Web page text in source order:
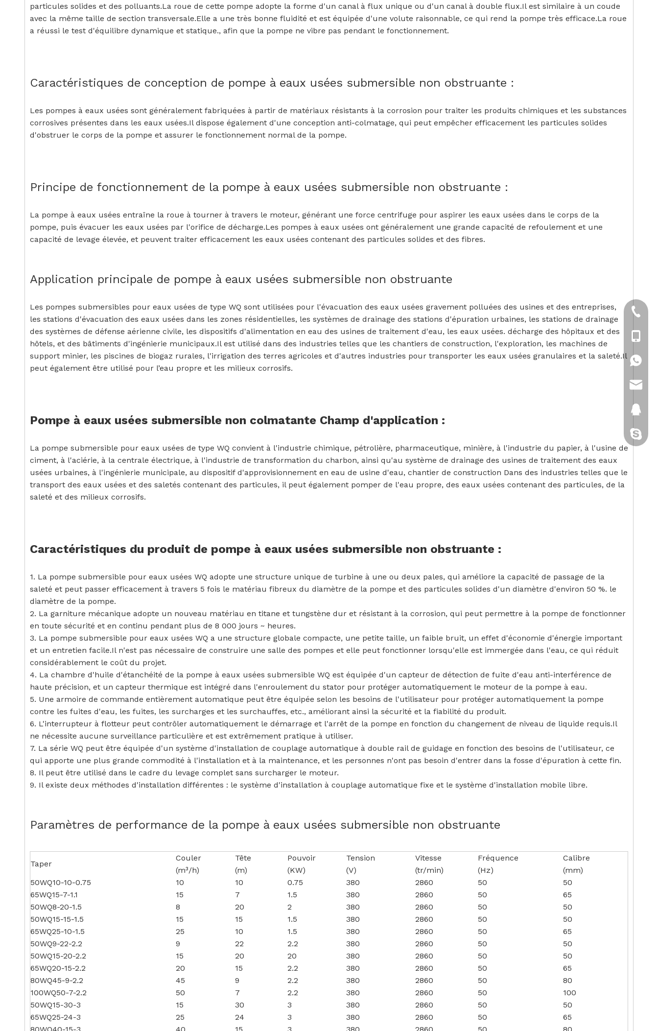
particules solides et des polluants.La roue de cette pompe adopte la forme d'un canal à flux unique ou d'un canal à double flux.Il est similaire à un coude
avec la même taille de section transversale.Elle a une très bonne fluidité et est équipée d'une volute raisonnable, ce qui rend la pompe très efficace.La roue
a réussi le test d'équilibre dynamique et statique., afin que la pompe ne vibre pas pendant le fonctionnement.
Caractéristiques de conception de pompe à eaux usées submersible non obstruante :
Les pompes à eaux usées sont généralement fabriquées à partir de matériaux résistants à la corrosion pour traiter les produits chimiques et les substances
corrosives présentes dans les eaux usées.Il dispose également d'une conception anti-colmatage, qui peut empêcher efficacement les particules solides
d'obstruer le corps de la pompe et assurer le fonctionnement normal de la pompe.
Principe de fonctionnement de la pompe à eaux usées submersible non obstruante :
La pompe à eaux usées entraîne la roue à tourner à travers le moteur, générant une force centrifuge pour aspirer les eaux usées dans le corps de la
pompe, puis évacuer les eaux usées par l'orifice de décharge.Les pompes à eaux usées ont généralement une grande capacité de refoulement et une
capacité de levage élevée, et peuvent traiter efficacement les eaux usées contenant des particules solides et des fibres.
Application principale de pompe à eaux usées submersible non obstruante
Les pompes submersibles pour eaux usées de type WQ sont utilisées pour l'évacuation des eaux usées gravement polluées des usines et des entreprises,
les stations d'évacuation des eaux usées dans les zones résidentielles, les systèmes de drainage des stations d'épuration urbaines, les stations de drainage
des systèmes de défense aérienne civile, les dispositifs d'alimentation en eau des usines de traitement d'eau, les eaux usées. décharge des hôpitaux et des
hôtels, et des bâtiments d'ingénierie municipaux.Il est utilisé dans des industries telles que les chantiers de construction, l'exploration, les machines de
support minier, les piscines de biogaz rurales, l'irrigation des terres agricoles et d'autres industries pour transporter les eaux usées granulaires et la saleté.Il
peut également être utilisé pour l’eau propre et les milieux corrosifs.
Pompe à eaux usées submersible non colmatante Champ d'application :
La pompe submersible pour eaux usées de type WQ convient à l'industrie chimique, pétrolière, pharmaceutique, minière, à l'industrie du papier, à l'usine de
ciment, à l'aciérie, à la centrale électrique, à l'industrie de transformation du charbon, ainsi qu'au système de drainage des usines de traitement des eaux
usées urbaines, à l'ingénierie municipale, au dispositif d'approvisionnement en eau de usine d'eau, chantier de construction Dans des industries telles que le
transport des eaux usées et des saletés contenant des particules, il peut également pomper de l'eau propre, des eaux usées contenant des particules, de la
saleté et des milieux corrosifs.
Caractéristiques du produit de pompe à eaux usées submersible non obstruante :
1. La pompe submersible pour eaux usées WQ adopte une structure unique de turbine à une ou deux pales, qui améliore la capacité de passage de la
saleté et peut passer efficacement à travers 5 fois le matériau fibreux du diamètre de la pompe et des particules solides d'un diamètre d'environ 50 %. le
diamètre de la pompe.
2. La garniture mécanique adopte un nouveau matériau en titane et tungstène dur et résistant à la corrosion, qui peut permettre à la pompe de fonctionner
en toute sécurité et en continu pendant plus de 8 000 jours ~ heures.
3. La pompe submersible pour eaux usées WQ a une structure globale compacte, une petite taille, un faible bruit, un effet d'économie d'énergie important
et un entretien facile.Il n'est pas nécessaire de construire une salle des pompes et elle peut fonctionner lorsqu'elle est immergée dans l'eau, ce qui réduit
considérablement le coût du projet.
4. La chambre d'huile d'étanchéité de la pompe à eaux usées submersible WQ est équipée d'un capteur de détection de fuite d'eau anti-interférence de
haute précision, et un capteur thermique est intégré dans l'enroulement du stator pour protéger automatiquement le moteur de la pompe à eau.
5. Une armoire de commande entièrement automatique peut être équipée selon les besoins de l'utilisateur pour protéger automatiquement la pompe
contre les fuites d'eau, les fuites, les surcharges et les surchauffes, etc., améliorant ainsi la sécurité et la fiabilité du produit.
6. L'interrupteur à flotteur peut contrôler automatiquement le démarrage et l'arrêt de la pompe en fonction du changement de niveau de liquide requis.Il
ne nécessite aucune surveillance particulière et est extrêmement pratique à utiliser.
7. La série WQ peut être équipée d'un système d'installation de couplage automatique à double rail de guidage en fonction des besoins de l'utilisateur, ce
qui apporte une plus grande commodité à l'installation et à la maintenance, et les personnes n'ont pas besoin d'entrer dans la fosse d'épuration à cette fin.
8. Il peut être utilisé dans le cadre du levage complet sans surcharger le moteur.
9. Il existe deux méthodes d'installation différentes : le système d'installation à couplage automatique fixe et le système d'installation mobile libre.
Paramètres de performance de la pompe à eaux usées submersible non obstruante
Taper
Couler
(m³/h)
Tête
(m)
Pouvoir
(KW)
Tension
(V)
Vitesse
(tr/min)
Fréquence
(Hz)
Calibre
(mm)
50WQ10-10-0.75
10 10 0.75 380 2860 50
50
65WQ15-7-1.1
15 7 1.5 380 2860 50
65
50WQ8-20-1.5
8 20 2 380 2860 50
50
50WQ15-15-1.5
15 15 1.5 380 2860 50
50
65WQ25-10-1.5
25 10 1.5 380 2860 50
65
50WQ9-22-2.2
9 22 2.2 380 2860 50
50
50WQ15-20-2.2
15 20 20 380 2860 50
50
65WQ20-15-2.2
20 15 2.2 380 2860 50
65
80WQ45-9-2.2
45 9 2.2 380 2860 50
80
100WQ50-7-2.2
50 7 2.2 380 2860 50
100
50WQ15-30-3
15 30 3 380 2860 50
50
65WQ25-24-3
25 24 3 380 2860 50
65
+86-
+86-
cixi-kitty